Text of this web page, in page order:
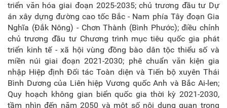
triển văn hóa giai đoạn 2025-2035; chủ trương đầu tư Dự
án xây dựng đường cao tốc Bắc - Nam phía Tây đoạn Gia
Nghĩa (Đắk Nông) - Chơn Thành (Bình Phước); điều chỉnh
chủ trương đầu tư Chương trình mục tiêu quốc gia phát
triển kinh tế - xã hội vùng đồng bào dân tộc thiểu số và
miền núi giai đoạn 2021-2030; phê chuẩn văn kiện gia
nhập Hiệp định Đối tác Toàn diện và Tiến bộ xuyên Thái
Bình Dương của Liên hiệp Vương quốc Anh và Bắc Ai-len;
Quy hoạch không gian biển quốc gia thời kỳ 2021-2030,
tầm nhìn đến năm 2050 và một số nội dung quan trọng